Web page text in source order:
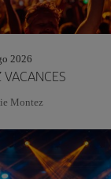
2026
Montez